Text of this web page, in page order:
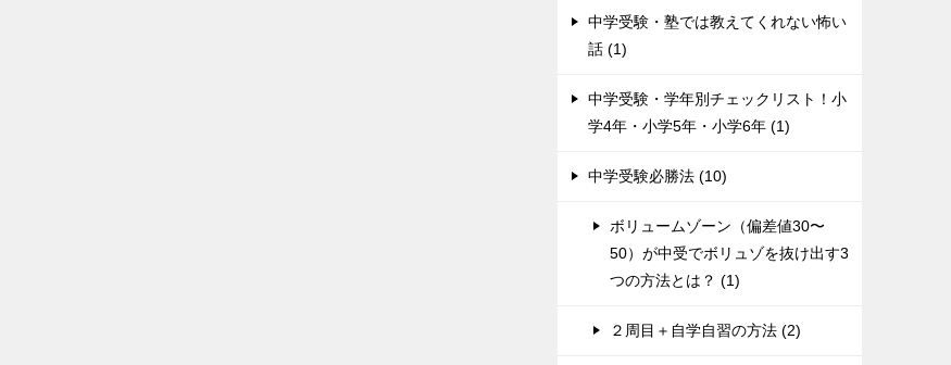
中学受験・塾では教えてくれない怖い
話 (1)
中学受験・学年別チェックリスト！小
学4年・小学5年・小学6年 (1)
中学受験必勝法 (10)
ボリュームゾーン（偏差値30〜
50）が中受でボリュゾを抜け出す3
つの方法とは？ (1)
２周目＋自学自習の方法 (2)